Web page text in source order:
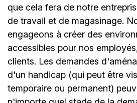
que cela fera de notre
de travail et de magasinage.
engageons à créer des
accessibles pour nos
clients. Les demandes
d'un handicap (qui peut être
temporaire ou permanent)